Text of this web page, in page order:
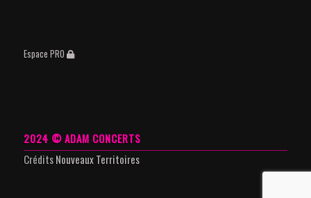
Espace PRO
2024 © ADAM CONCERTS
CréditsNouveaux Territoires